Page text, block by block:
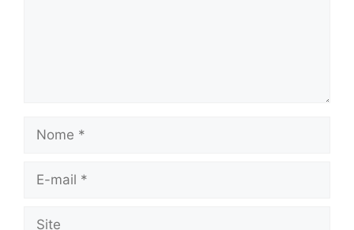
Nome
Site